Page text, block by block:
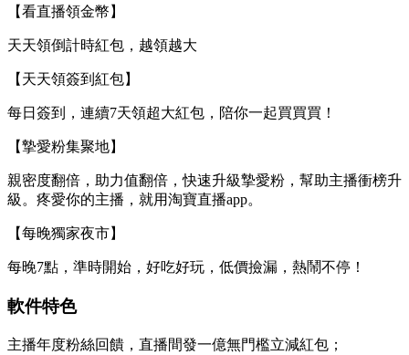
【看直播領金幣】
天天領倒計時紅包， 越領越大
【天天領簽到紅包】
每日簽到，連續7天領超大紅包，陪你一起買買買！
【摯愛粉集聚地】
親密度翻倍，助力值翻倍，快速升級摯愛粉，幫助主播衝榜升
級。疼愛你的主播，就用淘寶直播app。
【每晚獨家夜市】
每晚7點，準時開始，好吃好玩，低價撿漏，熱鬧不停！
軟件特色
主播年度粉絲回饋，直播間發一億無門檻立減紅包；